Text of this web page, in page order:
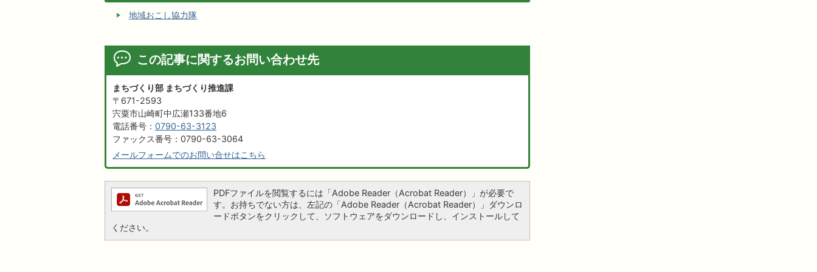
地域おこし協力隊
この記事に関するお問い合わせ先
まちづくり部 まちづくり推進課
〒671-2593
宍粟市山崎町中広瀬133番地6
電話番号： 0790-63-3123
ファックス番号：0790-63-3064
メールフォームでのお問い合せはこちら
PDFファイルを閲覧するには「Adobe Reader（Acrobat Reader）」が必要で
す。お持ちでない方は、左記の「Adobe Reader（Acrobat Reader）」ダウンロ
ードボタンをクリックして、ソフトウェアをダウンロードし、インストールして
ください。